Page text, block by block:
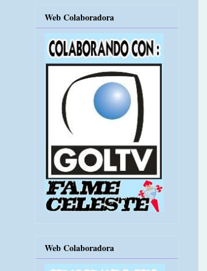
Web Colaboradora
Web Colaboradora